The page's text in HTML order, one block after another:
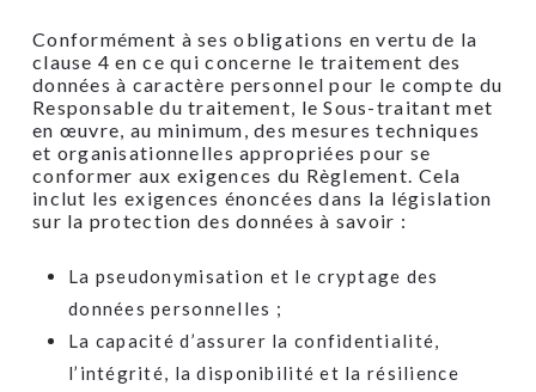
Conformément à ses obligations en vertu de la
clause 4 en ce qui concerne le traitement des
données à caractère personnel pour le compte du
Responsable du traitement, le Sous-traitant met
en œuvre, au minimum, des mesures techniques
et organisationnelles appropriées pour se
conformer aux exigences du Règlement. Cela
inclut les exigences énoncées dans la législation
sur la protection des données à savoir :
La pseudonymisation et le cryptage des
données personnelles ;
La capacité d’assurer la confidentialité,
l’intégrité, la disponibilité et la résilience